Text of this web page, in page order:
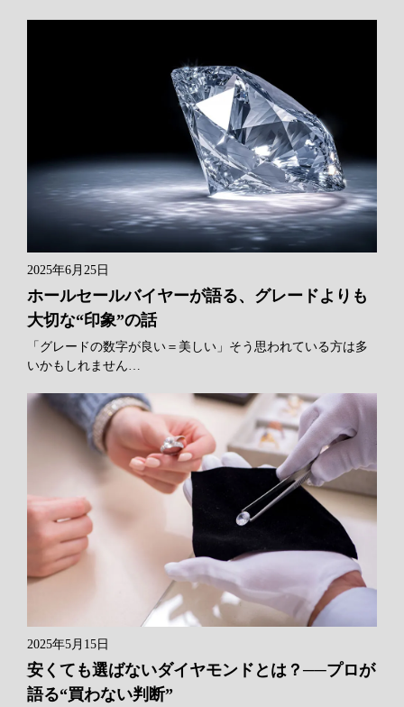
2025年6月25日
ホールセールバイヤーが語る、グレードよりも
大切な“印象”の話
「グレードの数字が良い＝美しい」そう思われている方は多
いかもしれません…
2025年5月15日
安くても選ばないダイヤモンドとは？──プロが
語る“買わない判断”